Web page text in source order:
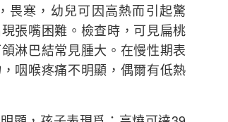
寒，幼兒可因高熱而引起驚
張嘴困難。檢查時，可見扁桃
淋巴結常見腫大。在慢性期表
咽喉疼痛不明顯，偶爾有低熱